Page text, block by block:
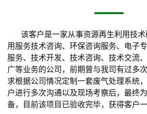
该客户是一家从事资源再生利用技术
用服务技术咨询、环保咨询服务、电子
服务、技术开发、技术咨询、技术交流
广等业务的公司，前期曾与我司有过多
求根据公司情况定制一套废气处理系统
户进行多次沟通以及现场考察后，最终
备，目前该项目已验收完毕，获得客户一